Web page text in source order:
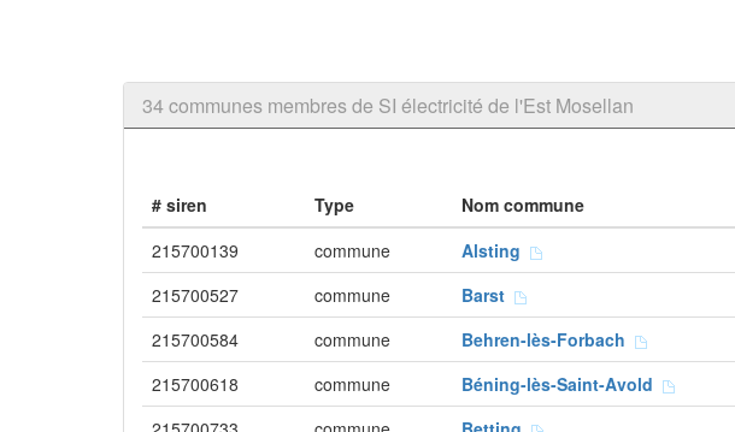
34 communes membres de SI électricité de l'Est Mosellan
# siren Type Nom commune
215700139
commune Alsting
215700527
commune Barst
215700584
commune Behren-lès-Forbach
215700618
commune Béning-lès-Saint-Avold